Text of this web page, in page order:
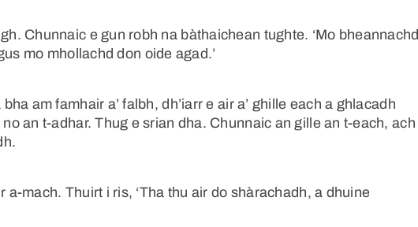
Chunnaic e gun robh na bàthaichean tughte. ‘Mo bheannachd
mo mhollachd don oide agad.’
am famhair a’ falbh, dh’iarr e air a’ ghille each a ghlacadh
an t-adhar. Thug e srian dha. Chunnaic an gille an t-each, ach
mach. Thuirt i ris, ‘Tha thu air do shàrachadh, a dhuine